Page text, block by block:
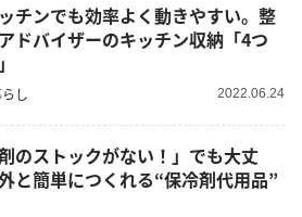
チンでも効率よく動きやすい。整
ドバイザーのキッチン収納「4つ
し 2022.06.24
剤のストックがない！」でも大丈
と簡単につくれる“保冷剤代用品”